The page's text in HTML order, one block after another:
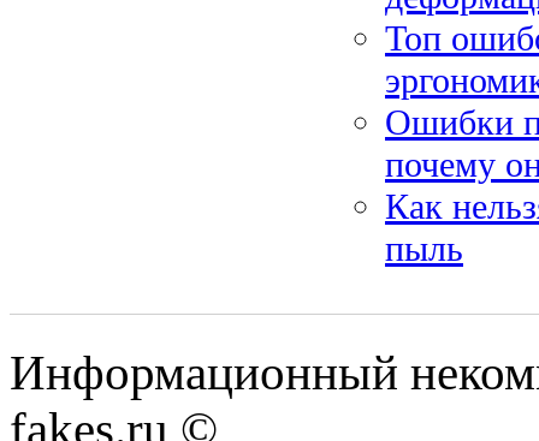
Топ
Ошибки
почему
Как
пыль
Информационный
fakes.ru ©